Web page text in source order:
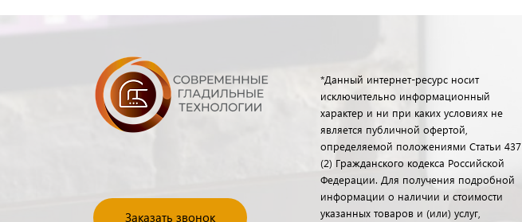
Заказать звонок
*Данный интернет-ресурс носит
исключительно информационный
характер и ни при каких условиях не
является публичной офертой,
определяемой положениями Статьи 437
(2) Гражданского кодекса Российской
Федерации. Для получения подробной
информации о наличии и стоимости
указанных товаров и (или) услуг,